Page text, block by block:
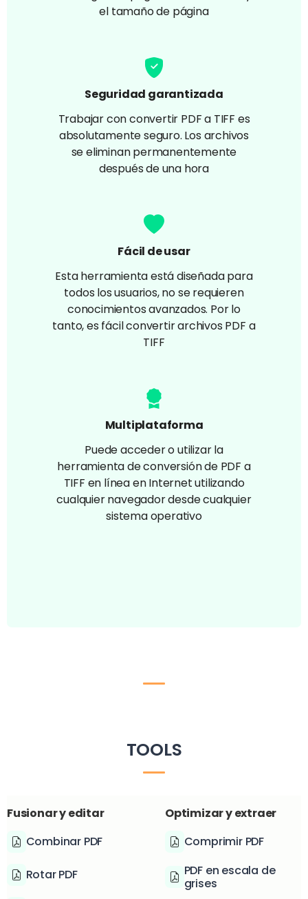
el tamaño de página
Seguridad garantizada
Trabajar con convertir PDF a TIFF es
absolutamente seguro. Los archivos
se eliminan permanentemente
después de una hora
Fácil de usar
Esta herramienta está diseñada para
todos los usuarios, no se requieren
conocimientos avanzados. Por lo
tanto, es fácil convertir archivos PDF a
TIFF
Multiplataforma
Puede acceder o utilizar la
herramienta de conversión de PDF a
TIFF en línea en Internet utilizando
cualquier navegador desde cualquier
sistema operativo
TOOLS
Fusionar y editar
Combinar PDF
Rotar PDF
Optimizar y extraer
Comprimir PDF
PDF en escala de
grises